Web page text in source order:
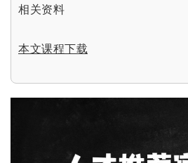
相关资料
本文课程下载